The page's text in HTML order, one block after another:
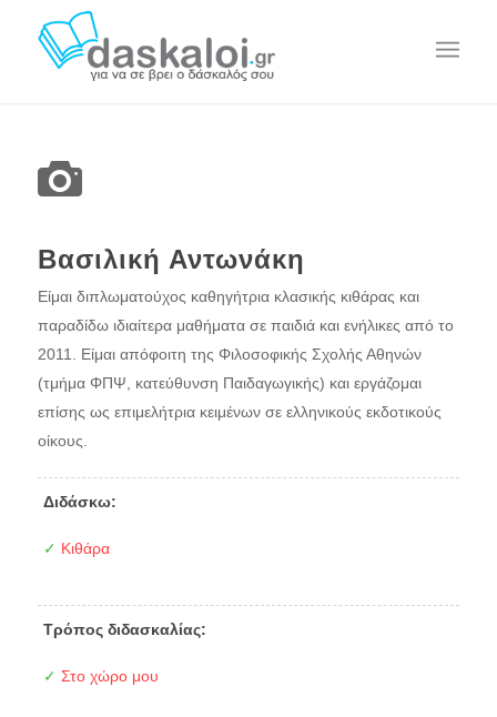
Βασιλική Αντωνάκη
Είμαι διπλωματούχος καθηγήτρια κλασικής κιθάρας και
παραδίδω ιδιαίτερα μαθήματα σε παιδιά και ενήλικες από το
2011. Είμαι απόφοιτη της Φιλοσοφικής Σχολής Αθηνών
(τμήμα ΦΠΨ, κατεύθυνση Παιδαγωγικής) και εργάζομαι
επίσης ως επιμελήτρια κειμένων σε ελληνικούς εκδοτικούς
οίκους.
Διδάσκω:
✓ Κιθάρα
Τρόπος διδασκαλίας:
✓ Στο χώρο μου